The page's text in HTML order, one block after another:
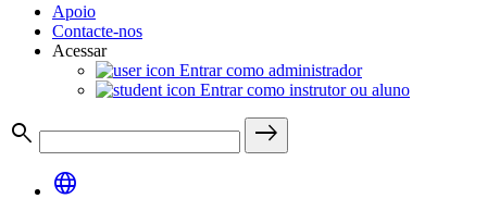
Apoio
Contacte-nos
Acessar
Entrar como administrador
Entrar como instrutor ou aluno
search
east
language